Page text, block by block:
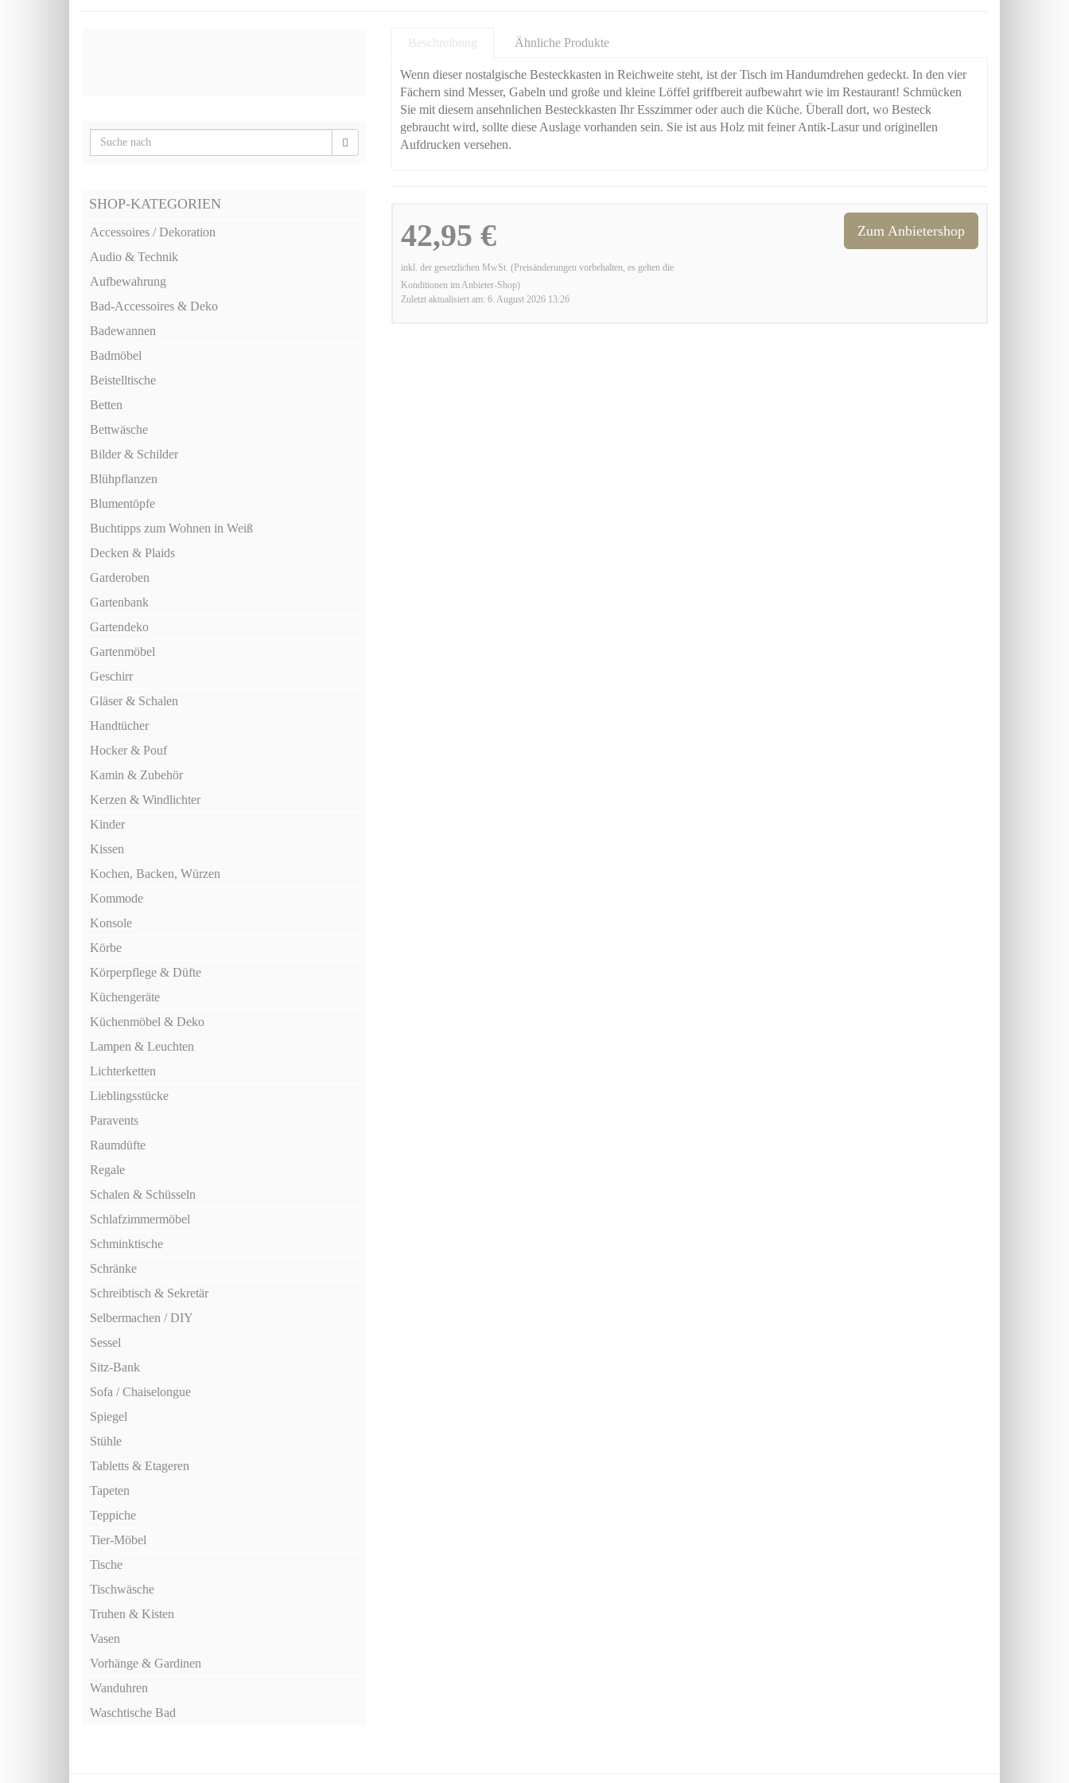
Beschreibung Ähnliche Produkte
Wenn dieser nostalgische Besteckkasten in Reichweite steht, ist der Tisch im Handumdrehen gedeckt. In den vier
Fächern sind Messer, Gabeln und große und kleine Löffel griffbereit aufbewahrt wie im Restaurant! Schmücken
Sie mit diesem ansehnlichen Besteckkasten Ihr Esszimmer oder auch die Küche. Überall dort, wo Besteck
gebraucht wird, sollte diese Auslage vorhanden sein. Sie ist aus Holz mit feiner Antik-Lasur und originellen
Aufdrucken versehen.
42,95 €
inkl. der gesetzlichen MwSt. (Preisänderungen vorbehalten, es gelten die
Konditionen im Anbieter-Shop)
Zuletzt aktualisiert am: 6. August 2026 13:26
Zum Anbietershop
SHOP-KATEGORIEN
Accessoires / Dekoration
Audio & Technik
Aufbewahrung
Bad-Accessoires & Deko
Badewannen
Badmöbel
Beistelltische
Betten
Bettwäsche
Bilder & Schilder
Blühpflanzen
Blumentöpfe
Buchtipps zum Wohnen in Weiß
Decken & Plaids
Garderoben
Gartenbank
Gartendeko
Gartenmöbel
Geschirr
Gläser & Schalen
Handtücher
Hocker & Pouf
Kamin & Zubehör
Kerzen & Windlichter
Kinder
Kissen
Kochen, Backen, Würzen
Kommode
Konsole
Körbe
Körperpflege & Düfte
Küchengeräte
Küchenmöbel & Deko
Lampen & Leuchten
Lichterketten
Lieblingsstücke
Paravents
Raumdüfte
Regale
Schalen & Schüsseln
Schlafzimmermöbel
Schminktische
Schränke
Schreibtisch & Sekretär
Selbermachen / DIY
Sessel
Sitz-Bank
Sofa / Chaiselongue
Spiegel
Stühle
Tabletts & Etageren
Tapeten
Teppiche
Tier-Möbel
Tische
Tischwäsche
Truhen & Kisten
Vasen
Vorhänge & Gardinen
Wanduhren
Waschtische Bad